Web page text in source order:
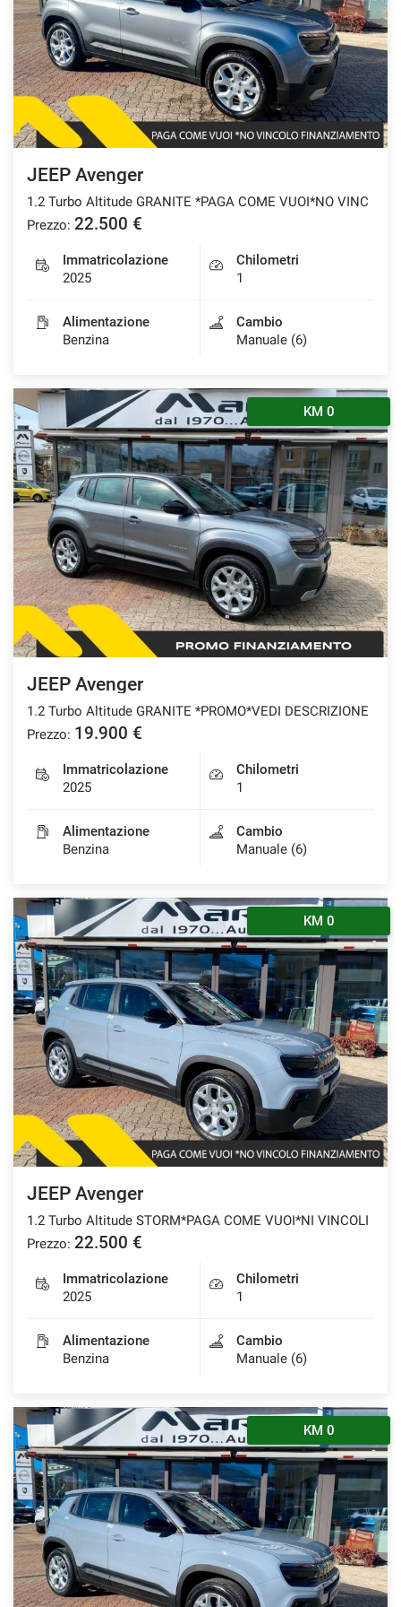
CONTATTI
NEWS
AREA COMMERCIANTI
JEEP Avenger
1.2 Turbo Altitude GRANITE *PAGA COME VUOI*NO VINC
Prezzo: 22.500 €
Immatricolazione
2025
Chilometri
1
Alimentazione
Benzina
Cambio
Manuale (6)
KM 0
JEEP Avenger
1.2 Turbo Altitude GRANITE *PROMO*VEDI DESCRIZIONE
Prezzo: 19.900 €
Immatricolazione
2025
Chilometri
1
Alimentazione
Benzina
Cambio
Manuale (6)
KM 0
JEEP Avenger
1.2 Turbo Altitude STORM*PAGA COME VUOI*NI VINCOLI
Prezzo: 22.500 €
Immatricolazione
2025
Chilometri
1
Alimentazione
Benzina
Cambio
Manuale (6)
KM 0